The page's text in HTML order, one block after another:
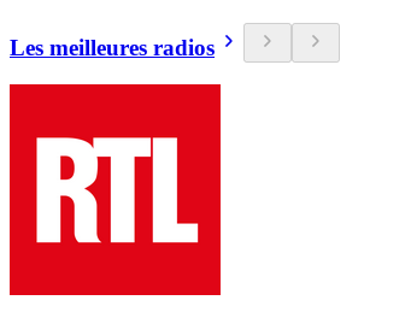
Les meilleures radios